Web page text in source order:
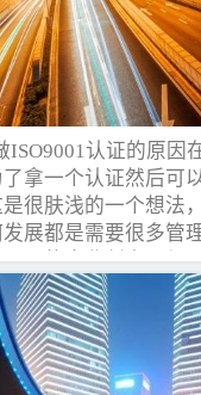
ISO9001认证的原因
拿一个认证然后可
很肤浅的一个想法
展都是需要很多管
同的企业创立，但
，有质量保证了？这
候，那么键锋小编
根本原因。